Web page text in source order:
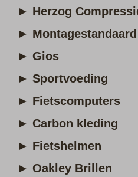
► Herzog
► Montagestandaard
► Gios
► Sportvoeding
► Fietscomputers
► Carbon kleding
► Fietshelmen
► Oakley Brillen